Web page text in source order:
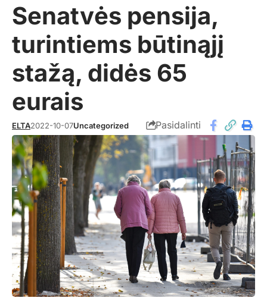
Senatvės pensija,
turintiems būtinąjį
stažą, didės 65
eurais
ELTA2022-10-07Uncategorized Pasidalinti